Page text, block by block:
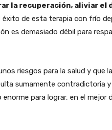
la recuperación, aliviar
éxito de esta terapia con frío
es demasiado débil para
riesgos para la salud y que
sumamente contradictoria
enorme para lograr, en el